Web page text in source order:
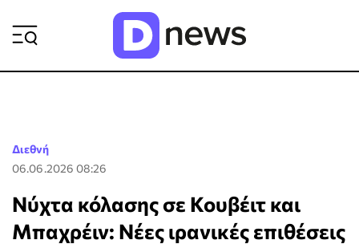
Διεθνή
06.06.2026 08:26
Νύχτα κόλασης σε Κουβέιτ και
Μπαχρέιν: Νέες ιρανικές επιθέσεις